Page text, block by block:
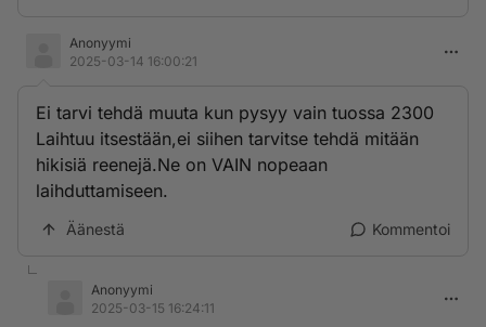
Anonyymi
2025-03-14 16:00:21
Ei tarvi tehdä muuta kun pysyy vain tuossa 2300
Laihtuu itsestään,ei siihen tarvitse tehdä mitään
hikisiä reenejä.Ne on VAIN nopeaan
laihduttamiseen.
Äänestä Kommentoi
Anonyymi
2025-03-15 16:24:11